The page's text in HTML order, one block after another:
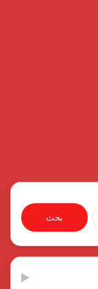
البحث
عن: